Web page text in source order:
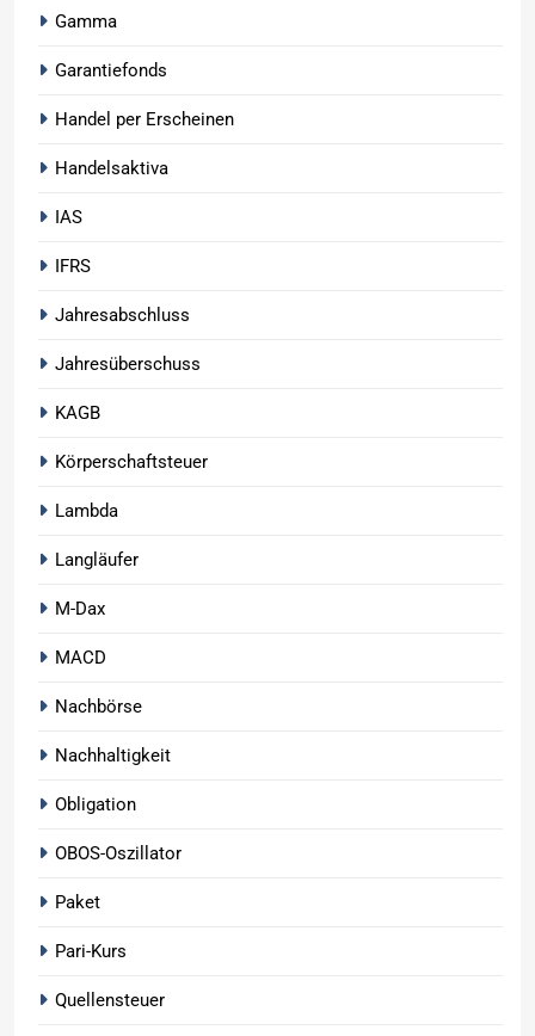
Gamma
Garantiefonds
Handel per Erscheinen
Handelsaktiva
IAS
IFRS
Jahresabschluss
Jahresüberschuss
KAGB
Körperschaftsteuer
Lambda
Langläufer
M-Dax
MACD
Nachbörse
Nachhaltigkeit
Obligation
OBOS-Oszillator
Paket
Pari-Kurs
Quellensteuer